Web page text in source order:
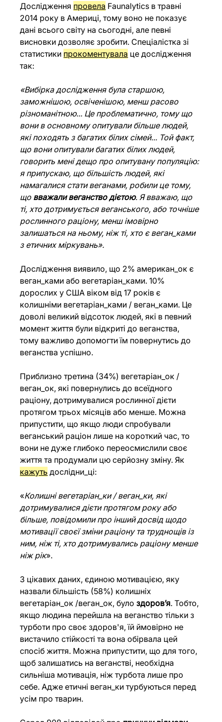
Дослідження провела Faunalytics в травні
2014 року в Америці, тому воно не показує
дані всього світу на сьогодні, але певні
висновки дозволяє зробити. Спеціалістка зі
статистики прокоментувала це дослідження
так:
«Вибірка дослідження була старшою,
заможнішою, освіченішою, менш расово
різноманітною... Це проблематично, тому що
вони в основному опитували більше людей,
які походять з багатих білих сімей... Той факт,
що вони опитували багатих білих людей,
говорить мені дещо про опитувану популяцію:
я припускаю, що більшість людей, які
намагалися стати веганами, робили це тому,
що вважали веганство дієтою. Я вважаю, що
ті, хто дотримується веганського, або точніше
рослинного раціону, менш імовірно
залишаться на ньому, ніж ті, хто є веган_ками
з етичних міркувань».
Дослідження виявило, що 2% американ_ок є
веган_ками або вегетаріан_ками. 10%
дорослих у США віком від 17 років є
колишніми вегетаріан_ками / веган_ками. Це
доволі великий відсоток людей, які в певний
момент життя були відкриті до веганства,
тому важливо допомогти їм повернутись до
веганства успішно.
Приблизно третина (34%) вегетаріан_ок /
веган_ок, які повернулись до всеїдного
раціону, дотримувалися рослинної дієти
протягом трьох місяців або менше. Можна
припустити, що якщо люди спробували
веганський раціон лише на короткий час, то
вони не дуже глибоко переосмислили своє
життя та продумали цю серйозну зміну. Як
кажуть дослідни_ці:
«Колишні вегетаріан_ки / веган_ки, які
дотримувалися дієти протягом року або
більше, повідомили про інший досвід щодо
мотивації своєї зміни раціону та труднощів із
ним, ніж ті, хто дотримувались раціону менше
ніж рік».
З цікавих даних, єдиною мотивацією, яку
назвали більшість (58%) колишніх
вегетаріан_ок /веган_ок, було здоров’я. Тобто,
якщо людина перейшла на веганство тільки з
турботи про своє здоров'я, їй ймовірно не
вистачило стійкості та вона обірвала цей
спосіб життя. Можна припустити, що для того,
щоб залишатись на веганстві, необхідна
сильніша мотивація, ніж турбота лише про
себе. Адже етичні веган_ки турбуються перед
усім про тварин.